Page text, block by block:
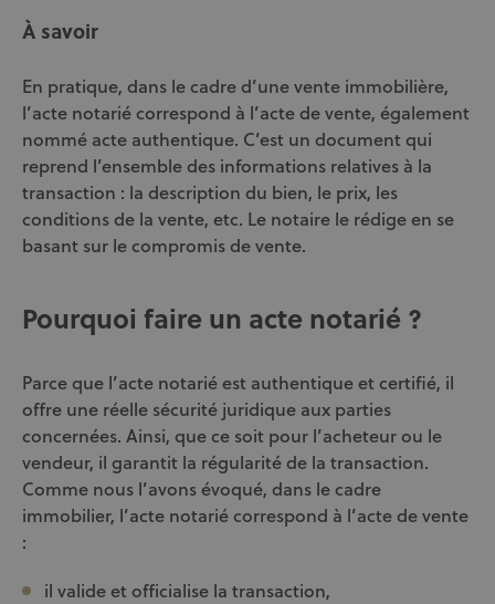
À savoir
En pratique, dans le cadre d’une vente immobilière,
l’acte notarié correspond à l’acte de vente, également
nommé acte authentique. C’est un document qui
reprend l’ensemble des informations relatives à la
transaction : la description du bien, le prix, les
conditions de la vente, etc. Le notaire le rédige en se
basant sur le compromis de vente.
Pourquoi faire un acte notarié ?
Parce que l’acte notarié est authentique et certifié, il
offre une réelle sécurité juridique aux parties
concernées. Ainsi, que ce soit pour l’acheteur ou le
vendeur, il garantit la régularité de la transaction.
Comme nous l’avons évoqué, dans le cadre
immobilier, l’acte notarié correspond à l’acte de vente
:
il valide et officialise la transaction,